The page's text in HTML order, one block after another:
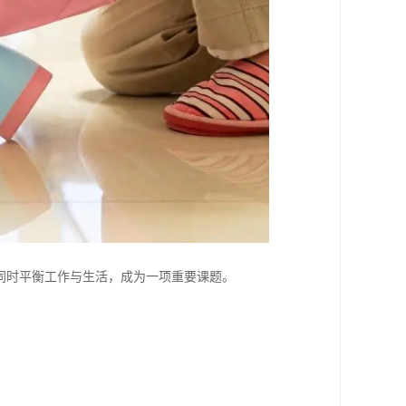
平衡工作与生活，成为一项重要课题。